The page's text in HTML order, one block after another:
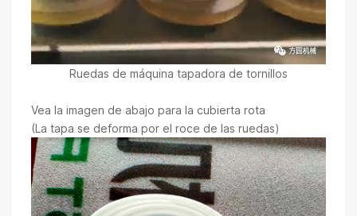
Ruedas de máquina tapadora de tornillos
Vea la imagen de abajo para la cubierta rota
(La tapa se deforma por el roce de las ruedas)